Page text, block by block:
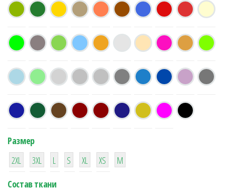
Размер
38
2XL
16
3XL
42
L
42
S
42
XL XS
М
Состав ткани